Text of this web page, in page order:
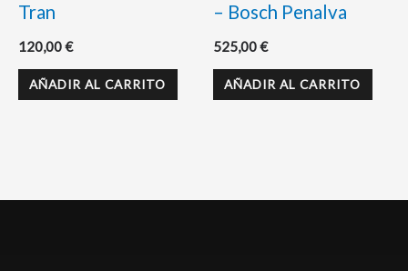
Tran
120,00€
AÑADIR AL CARRITO
– Bosch Penalva
525,00€
AÑADIR AL CARRITO